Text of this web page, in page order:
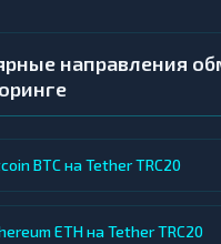
направления
BTC на Tether TRC20
ETH на Tether TRC20